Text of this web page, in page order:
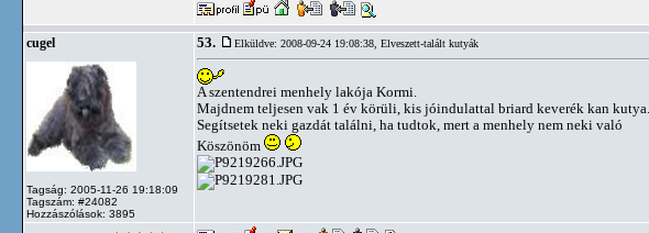
cugel
Tagság: 2005-11-26 19:18:09
Tagszám: #24082
Hozzászólások: 3895
53. Elküldve: 2008-09-24 19:08:38, Elveszett-talált kutyák
A szentendrei menhely lakója Kormi.
Majdnem teljesen vak 1 év körüli, kis jóindulattal briard keverék kan kutya.
Segítsetek neki gazdát találni, ha tudtok, mert a menhely nem neki való
Köszönöm